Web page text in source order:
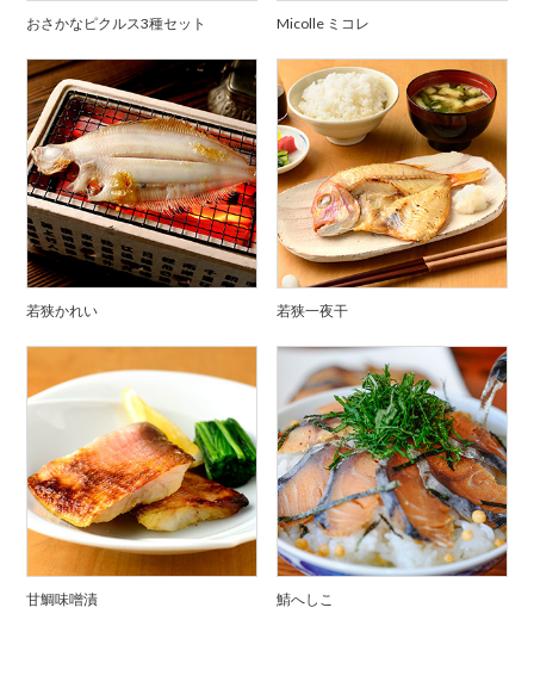
おさかなピクルス3種セット Micolle ミコレ
若狭かれい 若狭一夜干
甘鯛味噌漬 鯖へしこ